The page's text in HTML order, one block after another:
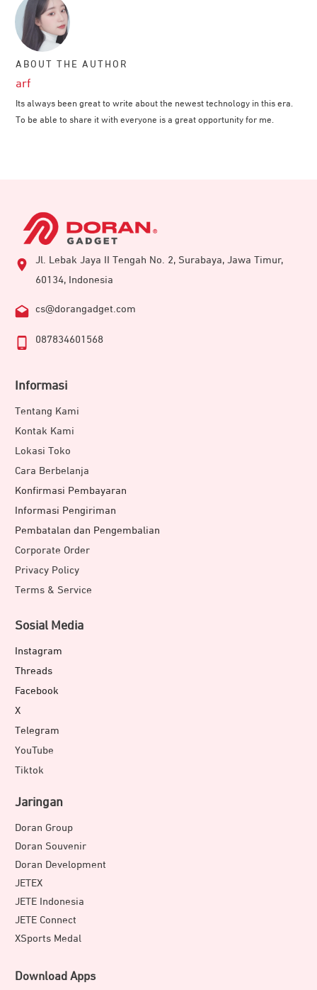
ABOUT THE AUTHOR
arf
Its always been great to write about the newest technology in this era.
To be able to share it with everyone is a great opportunity for me.
Jl. Lebak Jaya II Tengah No. 2, Surabaya, Jawa Timur,
60134, Indonesia
cs@dorangadget.com
087834601568
Informasi
Tentang Kami
Kontak Kami
Lokasi Toko
Cara Berbelanja
Konfirmasi Pembayaran
Informasi Pengiriman
Pembatalan dan Pengembalian
Corporate Order
Privacy Policy
Terms & Service
Sosial Media
Instagram
Threads
Facebook
X
Telegram
YouTube
Tiktok
Jaringan
Doran Group
Doran Souvenir
Doran Development
JETEX
JETE Indonesia
JETE Connect
XSports Medal
Download Apps